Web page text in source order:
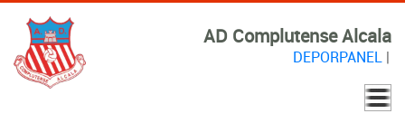
AD Complutense Alcala
DEPORPANEL|